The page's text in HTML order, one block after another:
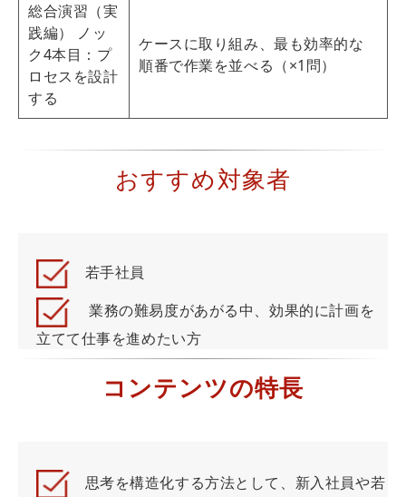
総合演習（実
践編） ノッ
ク4本目：プ
ロセスを設計
する
ケースに取り組み、最も効率的な
順番で作業を並べる（×1問）
おすすめ対象者
若手社員
業務の難易度があがる中、効果的に計画を
立てて仕事を進めたい方
コンテンツの特長
思考を構造化する方法として、新入社員や若